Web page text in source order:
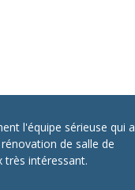
l'équipe sérieuse qui a
de salle de
très intéressant.